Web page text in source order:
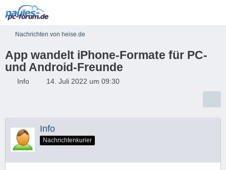
Nachrichten von heise.de
App wandelt iPhone-Formate für PC-
und Android-Freunde
Info 14. Juli 2022 um 09:30
Info
Nachrichtenkurier